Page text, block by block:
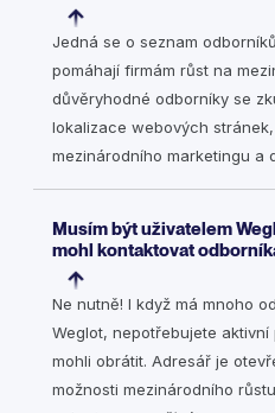
Jedná se o seznam
pomáhají firmám růst na
důvěryhodné odborníky se
lokalizace webových stránek,
mezinárodního marketingu a
Musím být uživatelem
mohl kontaktovat
Ne nutně! I když má mnoho
Weglot, nepotřebujete
mohli obrátit. Adresář je
možnosti mezinárodního